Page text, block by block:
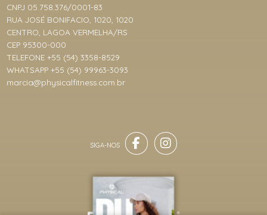
CNPJ 05.758.376/0001-83
RUA JOSÉ BONIFACIO, 1020, 1020
CENTRO, LAGOA VERMELHA/RS
CEP 95300-000
TELEFONE +55 (54) 3358-8529
WHATSAPP +55 (54) 99963-3093
marcia@physicalfitness.com.br